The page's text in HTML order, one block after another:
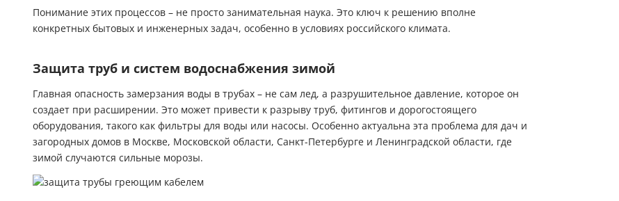
Имя
Телефон
Понимание этих процессов – не просто занимательная наука. Это ключ к решению вполне
конкретных бытовых и инженерных задач, особенно в условиях российского климата.
Защита труб и систем водоснабжения зимой
Главная опасность замерзания воды в трубах – не сам лед, а разрушительное давление, которое он
создает при расширении. Это может привести к разрыву труб, фитингов и дорогостоящего
оборудования, такого как фильтры для воды или насосы. Особенно актуальна эта проблема для дач и
загородных домов в Москве, Московской области, Санкт-Петербурге и Ленинградской области, где
зимой случаются сильные морозы.
Подтвердить код
Купить в один клик
Заполните имя, телефон, почту и наши менеджеры свяжутся с Вами
Телефон
Обратный звонок
Имя